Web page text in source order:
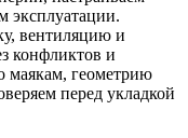
эксплуатации.
вентиляцию и
конфликтов и
маякам, геометрию
перед укладкой